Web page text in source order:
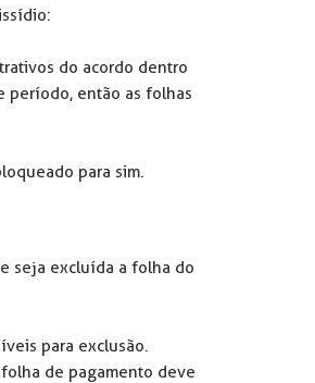
do acordo dentro
período, então as folhas
para sim.
seja excluída a folha do
para exclusão.
de pagamento deve